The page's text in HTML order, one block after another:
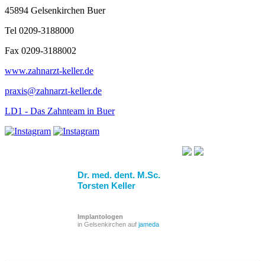
45894 Gelsenkirchen Buer
Tel 0209-3188000
Fax 0209-3188002
www.zahnarzt-keller.de
praxis@zahnarzt-keller.de
LD1 - Das Zahnteam in Buer
Dr. med. dent. M.Sc.
Torsten Keller
Implantologen
in Gelsenkirchen auf jameda